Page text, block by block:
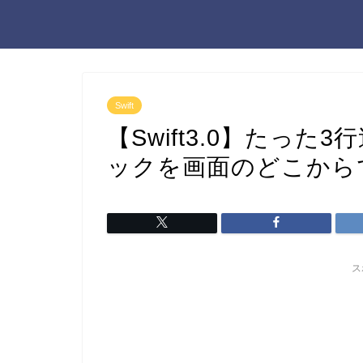
Swift
【Swift3.0】たった3
ックを画面のどこか